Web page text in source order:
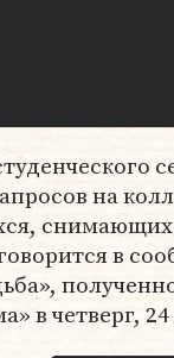
на
в
в четверг, 24